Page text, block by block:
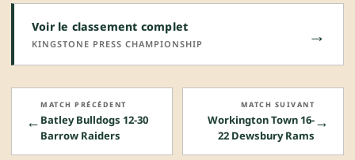
Voir le classement complet
KINGSTONE PRESS CHAMPIONSHIP →
←
MATCH PRÉCÉDENT
Batley Bulldogs 12-30
Barrow Raiders
→
MATCH SUIVANT
Workington Town 16-
22 Dewsbury Rams